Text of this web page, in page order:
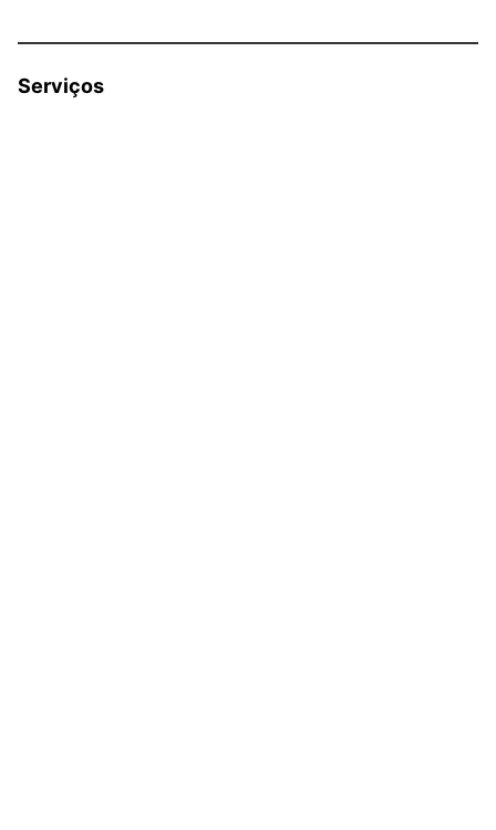
Serviços